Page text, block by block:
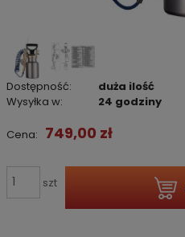
Dostępność:
duża ilość
Wysyłka w:
24 godziny
Cena: 749,00 zł
szt